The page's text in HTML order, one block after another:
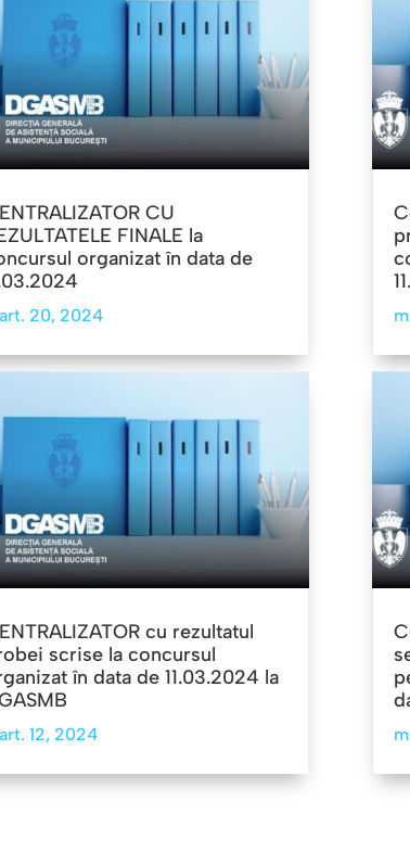
CU
FINALE la
organizat în data de
20, 2024
cu rezultatul
scrise la concursul
în data de 11.03.2024 la
12, 2024